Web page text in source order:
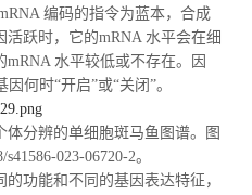
编码的指令为蓝本，合成
跃时，它的mRNA 水平会在细
水平较低或不存在。因
何时“开启”或“关闭”。
分辨的单细胞斑马鱼图谱。图
023-06720-2。
功能和不同的基因表达特征，